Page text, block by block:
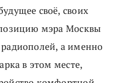
своё, своих
мэра Москвы
а именно
в этом месте,